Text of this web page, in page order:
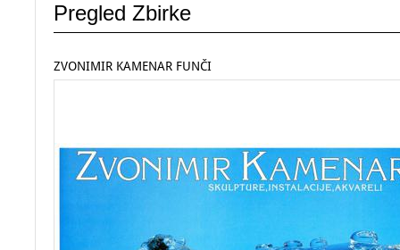
Pregled Zbirke
ZVONIMIR KAMENAR FUNČI